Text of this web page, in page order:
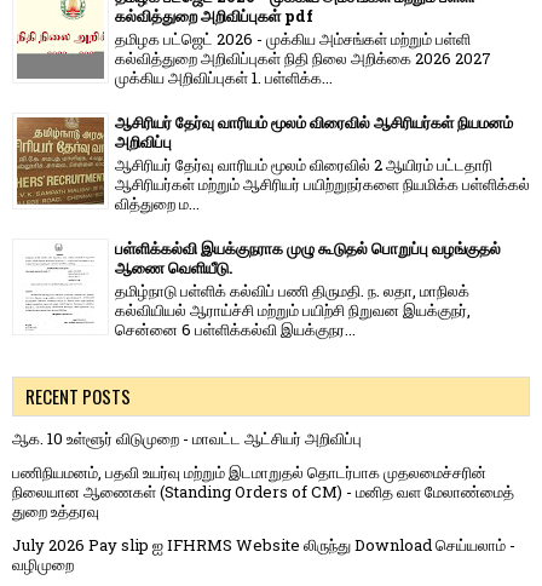
கல்வித்துறை அறிவிப்புகள் pdf
தமிழக பட்ஜெட் 2026 - முக்கிய அம்சங்கள் மற்றும் பள்ளி
கல்வித்துறை அறிவிப்புகள் நிதி நிலை அறிக்கை 2026 2027
முக்கிய அறிவிப்புகள் 1. பள்ளிக்க...
ஆசிரியர் தேர்வு வாரியம் மூலம் விரைவில் ஆசிரியர்கள் நியமனம்
அறிவிப்பு
ஆசிரியர் தேர்வு வாரி​யம் மூலம் விரை​வில் 2 ஆயிரம் பட்​ட​தாரி
ஆசிரியர்​கள் மற்​றும் ஆசிரியர் பயிற்றுநர்​களை நியமிக்க பள்​ளிக்​கல்​
வித்​துறை ம...
பள்ளிக்கல்வி இயக்குநராக முழு கூடுதல் பொறுப்பு வழங்குதல்
ஆணை வெளியீடு.
தமிழ்நாடு பள்ளிக் கல்விப் பணி திருமதி. ந. லதா, மாநிலக்
கல்வியியல் ஆராய்ச்சி மற்றும் பயிற்சி நிறுவன இயக்குநர்,
சென்னை 6 பள்ளிக்கல்வி இயக்குநர...
RECENT POSTS
ஆக. 10 உள்ளூர் விடுமுறை - மாவட்ட ஆட்சியர் அறிவிப்பு
பணிநியமனம், பதவி உயர்வு மற்றும் இடமாறுதல் தொடர்பாக முதலமைச்சரின்
நிலையான ஆணைகள் (Standing Orders of CM) - மனித வள மேலாண்மைத்
துறை உத்தரவு
July 2026 Pay slip ஐ IFHRMS Website லிருந்து Download செய்யலாம் -
வழிமுறை